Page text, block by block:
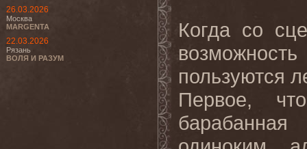
26.03.2026
Москва
MARGENTA
22.03.2026
Рязань
ВОЛЯ И РАЗУМ
Когда со
пользуются
Первое,